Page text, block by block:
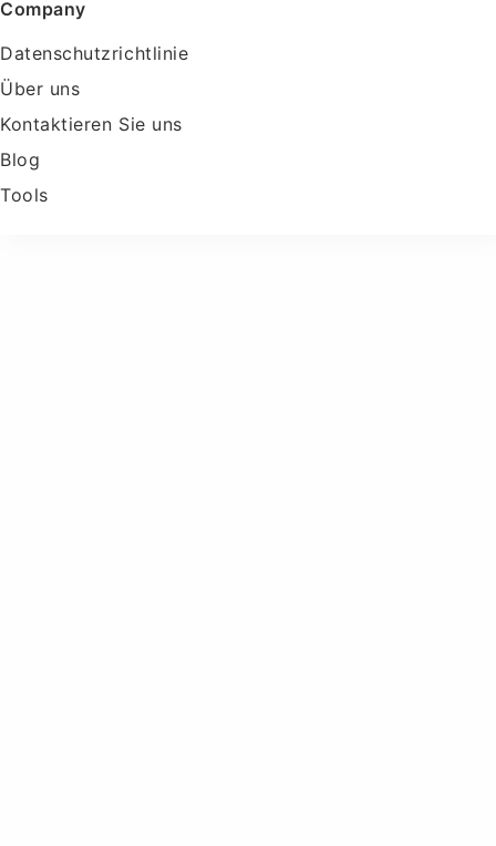
Company
Datenschutzrichtlinie
Über uns
Kontaktieren Sie uns
Blog
Tools